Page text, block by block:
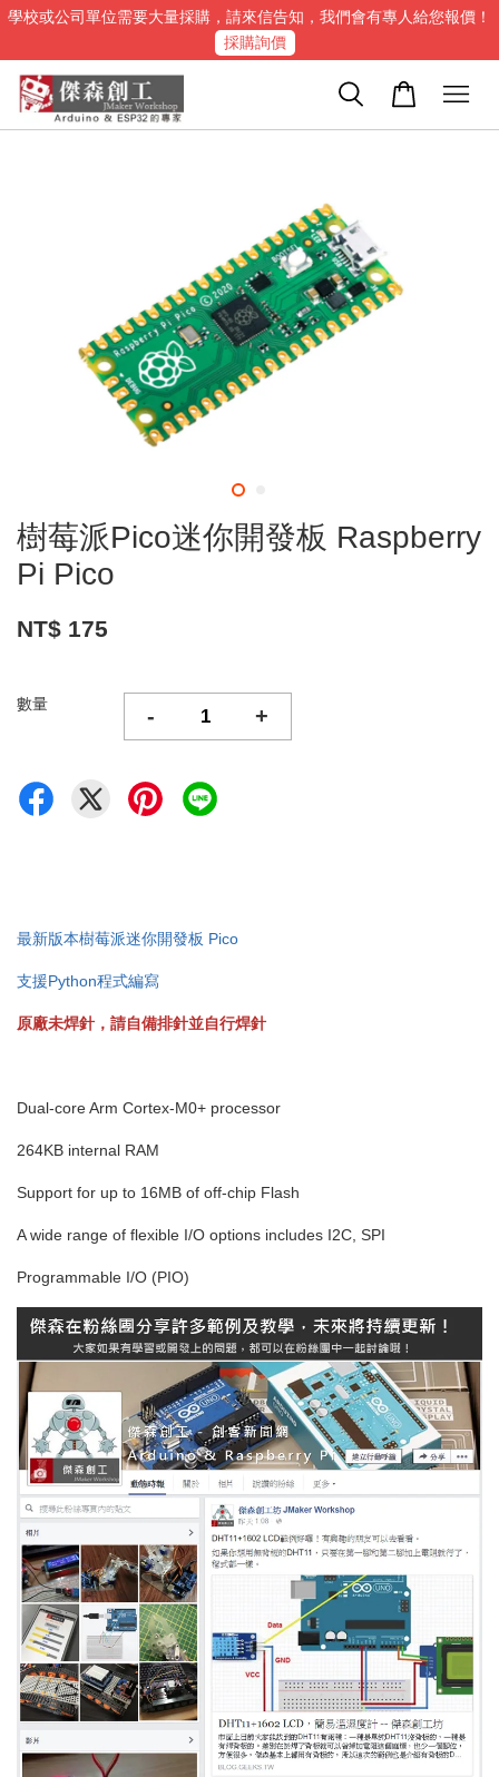
學校或公司單位需要大量採購，請來信告知，我們會有專人給您報價！
採購詢價
樹莓派Pico迷你開發板 Raspberry
Pi Pico
NT$ 175
數量 - +
最新版本樹莓派迷你開發板 Pico
支援Python程式編寫
原廠未焊針，請自備排針並自行焊針
Dual-core Arm Cortex-M0+ processor
264KB internal RAM
Support for up to 16MB of off-chip Flash
A wide range of flexible I/O options includes I2C, SPI
Programmable I/O (PIO)